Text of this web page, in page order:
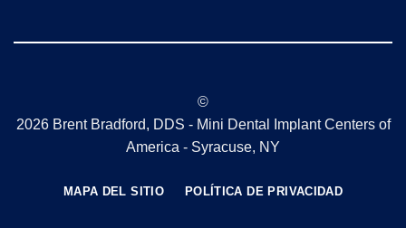
©
2026 Brent Bradford, DDS - Mini Dental Implant Centers of
America - Syracuse, NY
MAPA DEL SITIO POLÍTICA DE PRIVACIDAD